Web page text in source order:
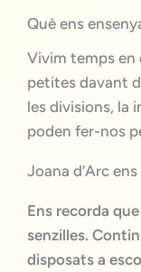
Què ens
Vivim temps en
petites davant
les divisions, la
poden fer-nos
Joana d’Arc
Ens recorda
senzilles.
disposats a